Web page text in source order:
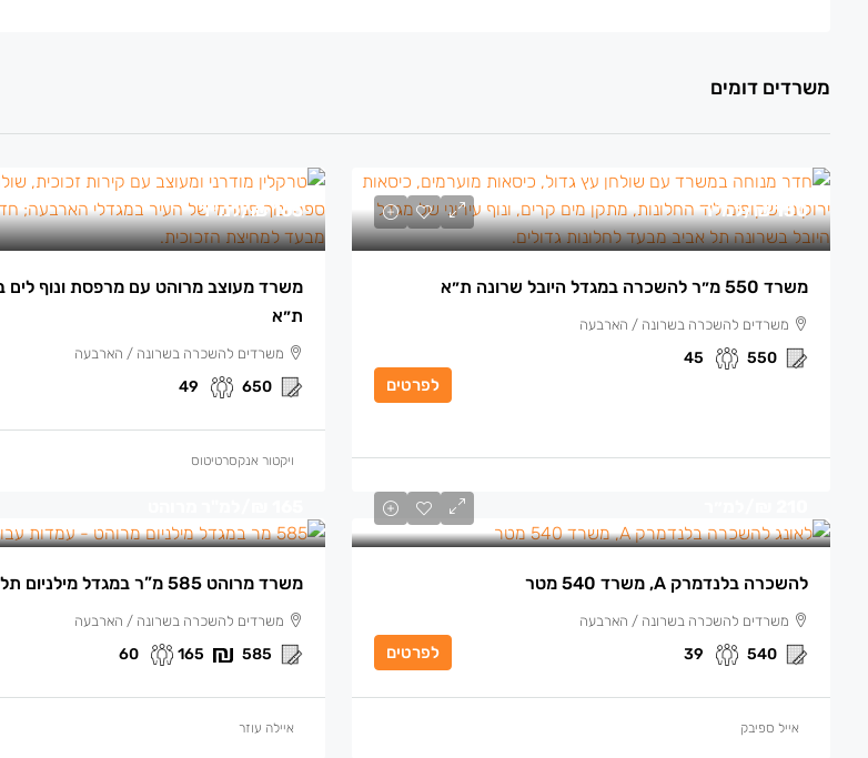
משרדים דומים
130 ₪ /למ״ר
משרד 550 מ״ר להשכרה במגדל היובל שרונה ת״א
משרדים להשכרה בשרונה / הארבעה
550
45
לפרטים
165 ₪ /למ״ר
משרד מעוצב מרוהט עם מרפסת ונוף לים
ת״א
משרדים להשכרה בשרונה / הארבעה
650
49
ויקטור אנקסרטיטוס
להשכרה בלנדמרק A, משרד 540 מטר
משרדים להשכרה בשרונה / הארבעה
540
39 לפרטים
אייל ספיבק
משרד מרוהט 585 מ”ר במגדל מילניום תל אביב
משרדים להשכרה בשרונה / הארבעה
585
165
60
איילה עוזר